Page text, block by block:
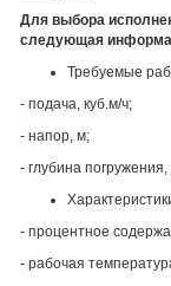
Для выбора
следующая
Требуемые
- подача, куб.м/ч;
- напор, м;
- глубина
- процентное
- рабочая